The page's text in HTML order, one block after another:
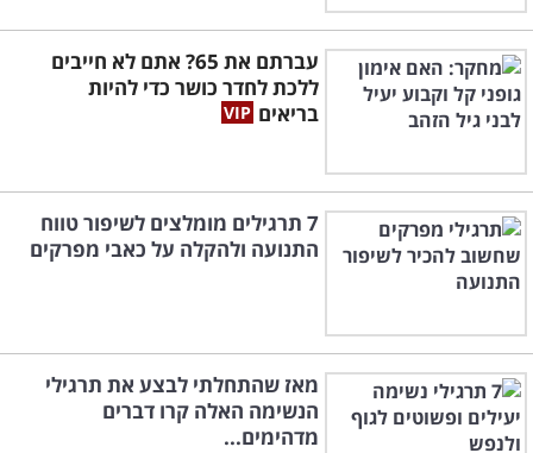
עברתם את 65? אתם לא חייבים
ללכת לחדר כושר כדי להיות
בריאים
7 תרגילים מומלצים לשיפור טווח
התנועה ולהקלה על כאבי מפרקים
מאז שהתחלתי לבצע את תרגילי
הנשימה האלה קרו דברים
מדהימים...